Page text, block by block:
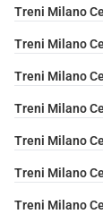
Treni Milano
Treni Milano
Treni Milano
Treni Milano
Treni Milano
Treni Milano
Treni Milano